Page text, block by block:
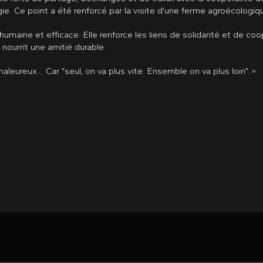
Ce point a été renforcé par la visite d’une ferme
et efficace. Elle renforce les liens de solidarité et de
une amitié durable.
Car “seul, on va plus vite. Ensemble on va plus loin”. »